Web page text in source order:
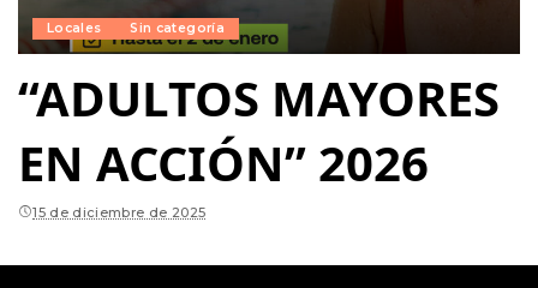
Locales Sin categoría
“ADULTOS MAYORES
EN ACCIÓN” 2026
15 de diciembre de 2025